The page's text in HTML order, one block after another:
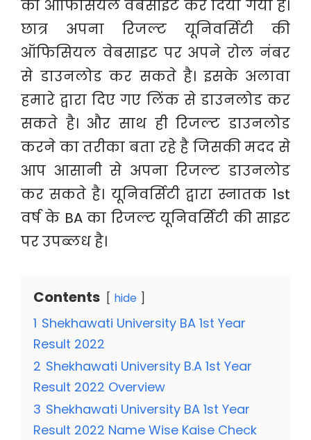
की ऑफिसियल वेबसाइट कर दिया गया है।
छात्र अपना रिजल्ट यूनिवर्सिटी की
ऑफिसियल वेबसाइट पर अपने रोल नंबर
से डाउनलोड कर सकते है। इसके अलावा
हमारे द्वारा दिए गए लिंक से डाउनलोड कर
सकते है। और साथ ही रिजल्ट डाउनलोड
करने का तरीका बता रहे है जिसकी मदद से
आप आसानी से अपना रिजल्ट डाउनलोड
कर सकते है। यूनिवर्सिटी द्वारा स्नातक 1st
वर्ष के BA का रिजल्ट यूनिवर्सिटी की साइट
पर उपब्लध है।
Contents hide
1 Shekhawati University BA 1st Year
Result 2022
2 Shekhawati University B.A 1st Year
Result 2022 Overview
3 Shekhawati University BA 1st Year
Result 2022 Name Wise Kaise Check